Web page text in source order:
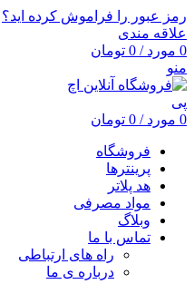
رمز عبور را فراموش کرده اید؟
علاقه مندی
0 مورد /
0 تومان
منو
0 مورد /
0 تومان
فروشگاه
پرینترها
هد پلاتر
مواد مصرفی
وبلاگ
تماس با ما
راه های ارتباطی
درباره ی ما